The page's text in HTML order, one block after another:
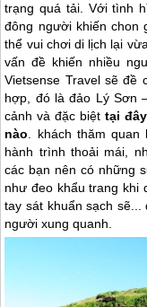
trạng quá tải. Với tình
đông người khiến chon
thể vui chơi di lịch lại
vấn đề khiến nhiều
Vietsense Travel sẽ đề
hợp, đó là đảo Lý Sơn
cảnh và đặc biệttại
nào. khách thăm
hành trình thoải mái,
các bạn nên có những
như đeo khẩu trang khi
tay sát khuẩn sạch
người xung quanh.